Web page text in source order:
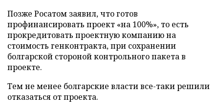
Позже Росатом заявил, что готов
профинансировать проект «на 100%», то есть
прокредитовать проектную компанию на
стоимость генконтракта, при сохранении
болгарской стороной контрольного пакета в
проекте.
Тем не менее болгарские власти все-таки решили
отказаться от проекта.